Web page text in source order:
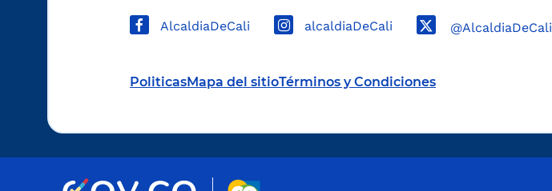
AlcaldiaDeCali alcaldiaDeCali @AlcaldiaDeCali
PoliticasMapa del sitioTérminos y Condiciones